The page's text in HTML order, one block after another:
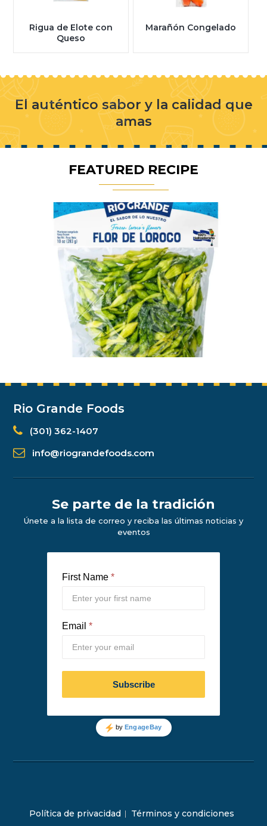
Rigua de Elote con
Queso
Marañón Congelado
El auténtico sabor y la calidad que
amas
FEATURED RECIPE
Rio Grande Foods
(301) 362-1407
info@riograndefoods.com
Se parte de la tradición
Únete a la lista de correo y reciba las últimas noticias y
eventos
Política de privacidad Términos y condiciones